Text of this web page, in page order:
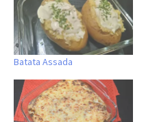
Batata Assada